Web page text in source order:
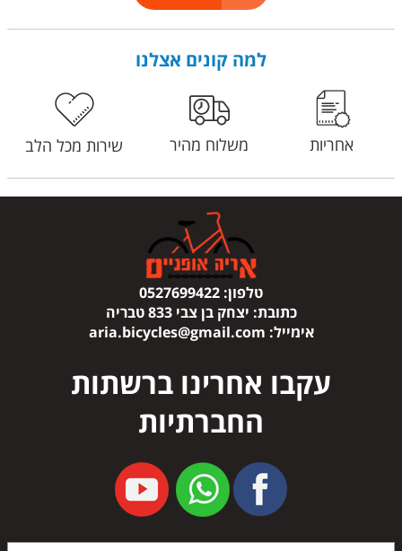
למה קונים אצלנו
אחריות משלוח מהיר שירות מכל הלב
טלפון: 0527699422
כתובת: יצחק בן צבי 833 טבריה
אימייל: aria.bicycles@gmail.com
עקבו אחרינו ברשתות
החברתיות